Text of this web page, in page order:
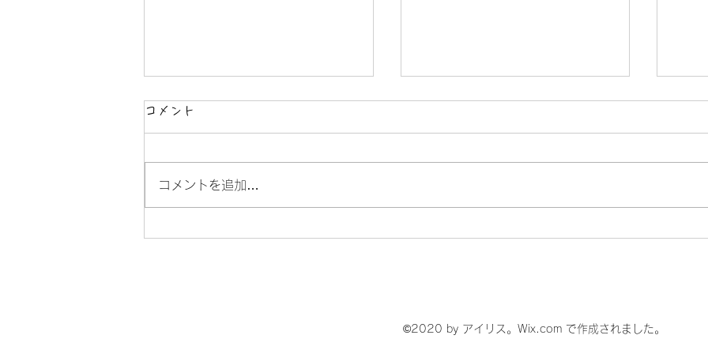
中学生総合卓球大会横須賀予
吉野和真くん神奈川県チャン
中学
コメント
コメントを追加…
©2020 by アイリス。Wix.com で作成されました。